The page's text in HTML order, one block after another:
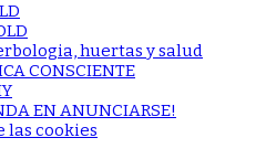
huertas y salud
CONSCIENTE
EN ANUNCIARSE!
las cookies